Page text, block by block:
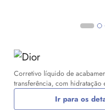
Corretivo líquido de
transferência, com hidratação
Ir para os